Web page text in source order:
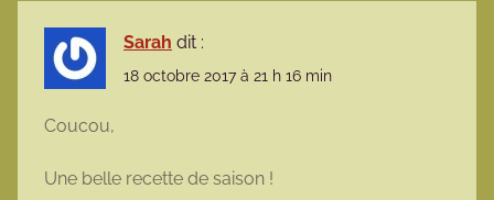
Sarah dit :
18 octobre 2017 à 21 h 16 min
Coucou,
Une belle recette de saison !